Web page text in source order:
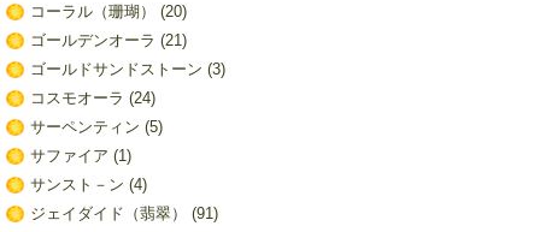
コーラル（珊瑚）
(20)
ゴールデンオーラ (21)
ゴールドサンドストーン (3)
コスモオーラ (24)
サーペンティン (5)
サファイア (1)
サンスト－ン (4)
ジェイダイド（翡翠）
(91)